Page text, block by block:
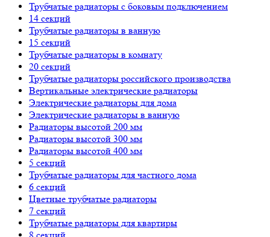
Трубчатые радиаторы с боковым подключением
14 секций
Трубчатые радиаторы в ванную
15 секций
Трубчатые радиаторы в комнату
20 секций
Трубчатые радиаторы российского производства
Вертикальные электрические радиаторы
Электрические радиаторы для дома
Электрические радиаторы в ванную
Радиаторы высотой 200 мм
Радиаторы высотой 300 мм
Радиаторы высотой 400 мм
5 секций
Трубчатые радиаторы для частного дома
6 секций
Цветные трубчатые радиаторы
7 секций
Трубчатые радиаторы для квартиры